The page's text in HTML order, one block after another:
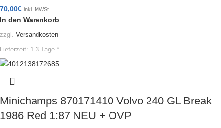
70,00€ inkl. MWSt.
In den Warenkorb
zzgl. Versandkosten
Lieferzeit: 1-3 Tage *
Minichamps 870171410 Volvo 240 GL Break
1986 Red 1:87 NEU + OVP